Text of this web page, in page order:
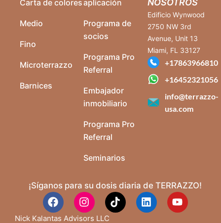
Carta de colores
Medio
Fino
Microterrazzo
Barnices
aplicación
Programa de
socios
Programa Pro
Referral
Embajador
inmobiliario
Programa Pro
Referral
Seminarios
Edificio Wynwood
2750 NW 3rd
Avenue, Unit 13
Miami, FL 33127
+17863966810
+16452321056
info@terrazzo-
usa.com
¡Síganos para su dosis diaria de TERRAZZO!
Nick Kalantas Advisors LLC